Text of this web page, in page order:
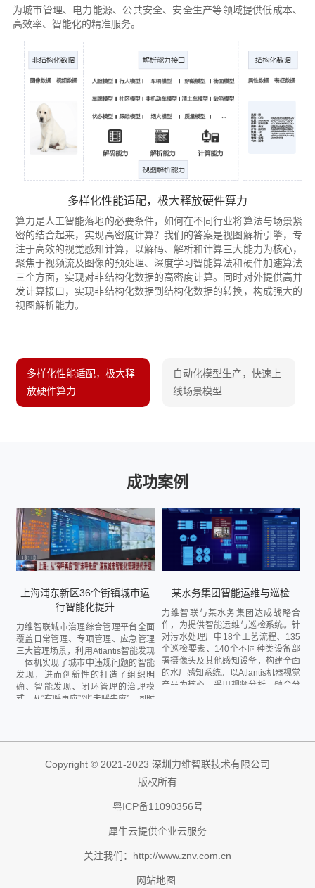
为城市管理、电力能源、公共安全、安全生产等领域提供低成本、
高效率、智能化的精准服务。
多样化性能适配，极大释放硬件算力
算力是人工智能落地的必要条件，如何在不同行业将算法与场景紧
密的结合起来，实现高密度计算？我们的答案是视图解析引擎，专
注于高效的视觉感知计算，以解码、解析和计算三大能力为核心，
聚焦于视频流及图像的预处理、深度学习智能算法和硬件加速算法
三个方面，实现对非结构化数据的高密度计算。同时对外提供高并
发计算接口，实现非结构化数据到结构化数据的转换，构成强大的
视图解析能力。
先设置数
多样化性能适配，极大释
放硬件算力
先设置数据
先设置数
自动化模型生产，快速上
线场景模型
成功案例
上海浦东新区36个街镇城市运
行智能化提升
力维智联城市治理综合管理平台全面
覆盖日常管理、专项管理、应急管理
三大管理场景，利用Atlantis智能发现
一体机实现了城市中违规问题的智能
发现，进而创新性的打造了组织明
确、智能发现、闭环管理的治理模
式，从“有呼再应”到“未呼先应”。同时
钟，进而节省人力成本30%以上，违
规违法行为发现率提升60%以上，切
某水务集团智能运维与巡检
力维智联与某水务集团达成战略合
作，为提供智能运维与巡检系统。针
对污水处理厂中18个工艺流程、135
个巡检要素、140个不同种类设备部
署摄像头及其他感知设备，构建全面
的水厂感知系统。以Atlantis机器视觉
产品为核心，采用视频分析、融合分
Copyright © 2021-2023 深圳力维智联技术有限公司
版权所有
粤ICP备11090356号
犀牛云提供企业云服务
关注我们：http://www.znv.com.cn
网站地图